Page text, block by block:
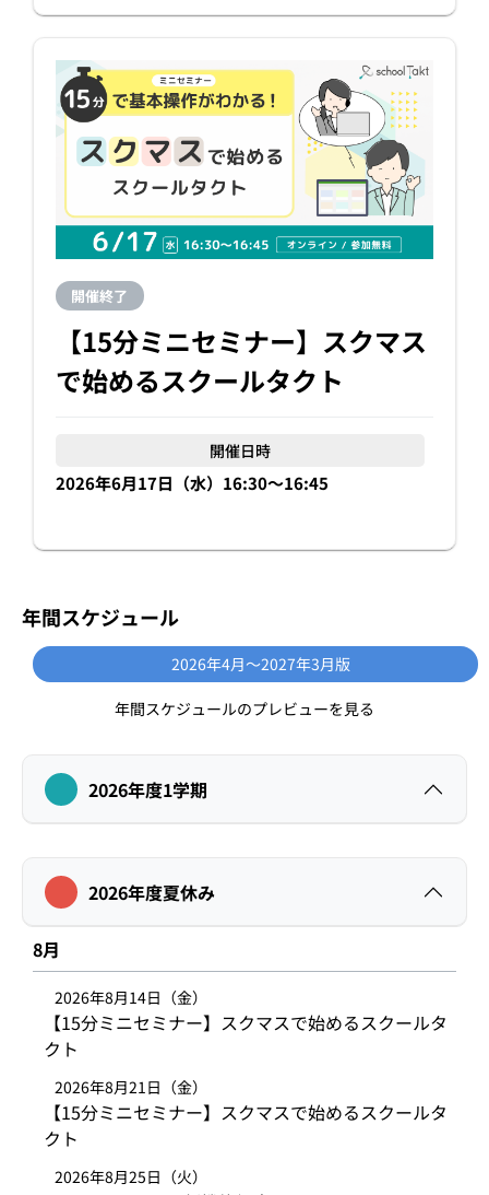
開催終了
【15分ミニセミナー】スクマス
で始めるスクールタクト
開催日時
2026年6月17日（水）16:30〜16:45
年間スケジュール
2026年4月〜2027年3月版
年間スケジュールのプレビューを見る
2026年度1学期
2026年度夏休み
8月
2026年8月14日（金）
【15分ミニセミナー】スクマスで始めるスクールタ
クト
2026年8月21日（金）
【15分ミニセミナー】スクマスで始めるスクールタ
クト
2026年8月25日（火）